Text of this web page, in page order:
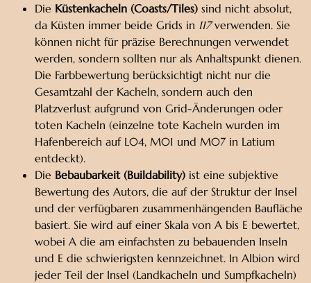
Die Küstenkacheln (Coasts/Tiles) sind nicht absolut,
da Küsten immer beide Grids in 117verwenden. Sie
können nicht für präzise Berechnungen verwendet
werden, sondern sollten nur als Anhaltspunkt dienen.
Die Farbbewertung berücksichtigt nicht nur die
Gesamtzahl der Kacheln, sondern auch den
Platzverlust aufgrund von Grid-Änderungen oder
toten Kacheln (einzelne tote Kacheln wurden im
Hafenbereich auf L04, M01 und M07 in Latium
entdeckt).
Die Bebaubarkeit (Buildability) ist eine subjektive
Bewertung des Autors, die auf der Struktur der Insel
und der verfügbaren zusammenhängenden Baufläche
basiert. Sie wird auf einer Skala von A bis E bewertet,
wobei A die am einfachsten zu bebauenden Inseln
und E die schwierigsten kennzeichnet. In Albion wird
jeder Teil der Insel (Landkacheln und Sumpfkacheln)